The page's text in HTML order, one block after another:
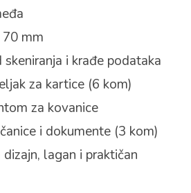
mm
i krađe podataka
za kartice (6 kom)
za kovanice
i dokumente (3 kom)
lagan i praktičan